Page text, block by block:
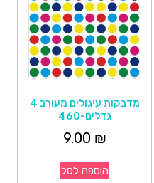
מדבקות עיגולים מעורב 4
גדלים-460
9.00 ₪
הוספה לסל